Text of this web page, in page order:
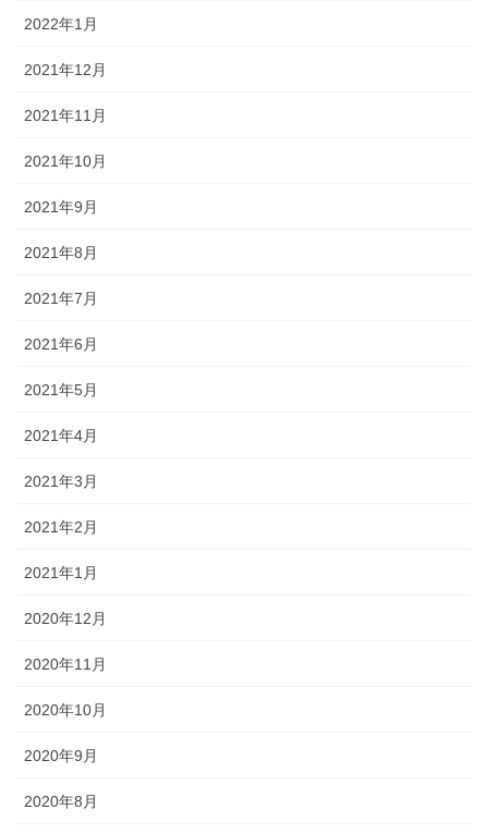
2022年1月
2021年12月
2021年11月
2021年10月
2021年9月
2021年8月
2021年7月
2021年6月
2021年5月
2021年4月
2021年3月
2021年2月
2021年1月
2020年12月
2020年11月
2020年10月
2020年9月
2020年8月